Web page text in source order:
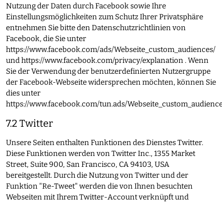
Nutzung der Daten durch Facebook sowie Ihre
Einstellungsmöglichkeiten zum Schutz Ihrer Privatsphäre
entnehmen Sie bitte den Datenschutzrichtlinien von
Facebook, die Sie unter
https://www.facebook.com/ads/Webseite_custom_audiences/
undhttps://www.facebook.com/privacy/explanation. Wenn
Sie der Verwendung der benutzerdefinierten Nutzergruppe
der Facebook-Webseite widersprechen möchten, können Sie
dies unter
https://www.facebook.com/tun.ads/
7.2 Twitter
Unsere Seiten enthalten Funktionen des Dienstes Twitter.
Diese Funktionen werden von Twitter Inc., 1355 Market
Street, Suite 900, San Francisco, CA 94103, USA
bereitgestellt. Durch die Nutzung von Twitter und der
Funktion "Re-Tweet" werden die von Ihnen besuchten
Webseiten mit Ihrem Twitter-Account verknüpft und